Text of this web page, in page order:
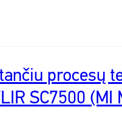
procesų
SC7500 (MI